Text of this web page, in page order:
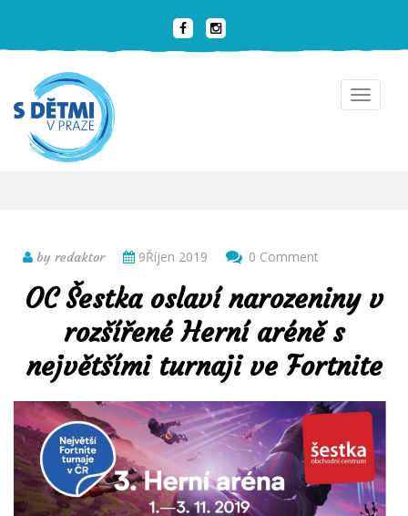
Toggle
by redaktor 9Říjen 2019 0 Comment
OC Šestka oslaví narozeniny v
rozšířené Herní aréně s
největšími turnaji ve Fortnite